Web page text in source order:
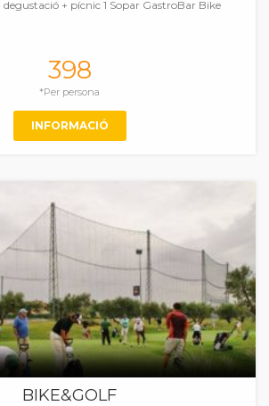
degustació + pícnic 1 Sopar GastroBar Bike
398
*Per persona
INFORMACIÓ
BIKE&GOLF